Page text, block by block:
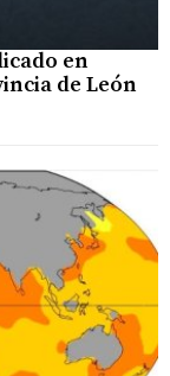
en
de León